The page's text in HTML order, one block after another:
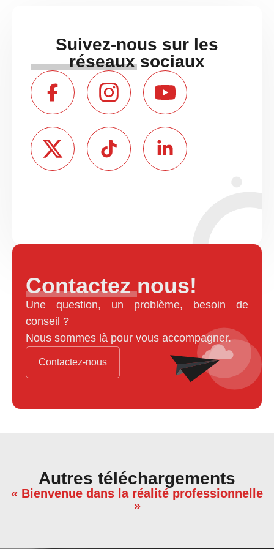
Suivez-nous sur les
réseaux sociaux
Contactez nous!
Une question, un problème, besoin de
conseil ?
Nous sommes là pour vous accompagner.
Contactez-nous
Autres téléchargements
« Bienvenue dans la réalité professionnelle
»